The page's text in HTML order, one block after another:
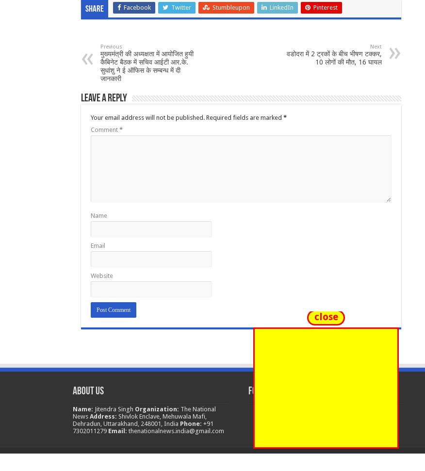
Share Facebook Twitter Stumbleupon LinkedIn Pinterest
Previous
मुख्यमंत्री की अध्यक्षता में आयोजित हुयी
कैबिनेट बैठक में सचिव आईटी आर.के.
सुधांशु ने ई ऑफिस के सम्बन्ध में दी
जानकारी
Next
वडोदरा में 2 ट्रकों के बीच भीषण टक्कर,
10 लोगों की मौत, 16 घायल
Leave a Reply
Your email address will not be published. Required fields are marked *
Comment *
Name
Email
Website
About Us
Name: Jitendra Singh Organization: The National
News Address: Shivlok Enclave, Mehuwala Mafi,
Dehradun, Uttarakhand, 248001, India Phone: +91
7302011279 Email: thenationalnews.india@gmail.com
FOLLOW US
close